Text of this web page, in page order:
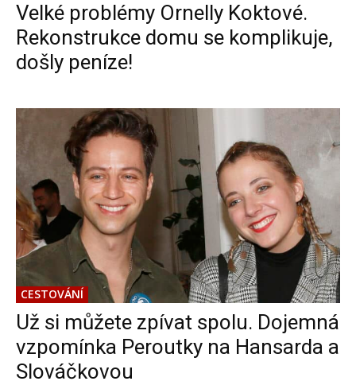
Velké problémy Ornelly Koktové.
Rekonstrukce domu se komplikuje,
došly peníze!
CESTOVÁNÍ
Už si můžete zpívat spolu. Dojemná
vzpomínka Peroutky na Hansarda a
Slováčkovou